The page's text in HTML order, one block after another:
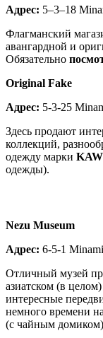
Адрес: 5–3–18
Флагманский
авангардной и
Обязательно
Original Fake
Адрес: 5-3-25
Здесь продают
коллекций,
одежду марки
одежды).
Nezu Museum
Адрес: 6-5-1
Отличный музей
азиатском (в
интересные
немного времени
(с чайным